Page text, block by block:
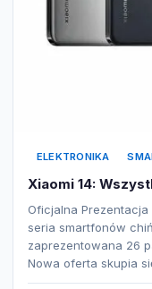
ELEKTRONIKA
Xiaomi 14:
Oficjalna Prezentacja
seria smartfonów
zaprezentowana 26
Nowa oferta skupia